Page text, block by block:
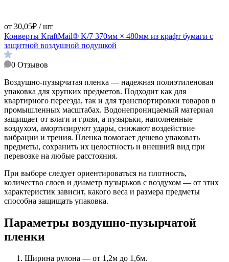
от 30,05₽ / шт
Конверты KraftMail® K/7 370мм × 480мм из крафт бумаги с
защитной воздушной подушкой
0 Отзывов
Воздушно-пузырчатая пленка — надежная полиэтиленовая
упаковка для хрупких предметов. Подходит как для
квартирного переезда, так и для транспортировки товаров в
промышленных масштабах. Водонепроницаемый материал
защищает от влаги и грязи, а пузырьки, наполненные
воздухом, амортизируют удары, снижают воздействие
вибрации и трения. Пленка помогает дешево упаковать
предметы, сохранить их целостность и внешний вид при
перевозке на любые расстояния.
При выборе следует ориентироваться на плотность,
количество слоев и диаметр пузырьков с воздухом — от этих
характеристик зависит, какого веса и размера предметы
способна защищать упаковка.
Параметры воздушно-пузырчатой
пленки
Ширина рулона — от 1,2м до 1,6м.